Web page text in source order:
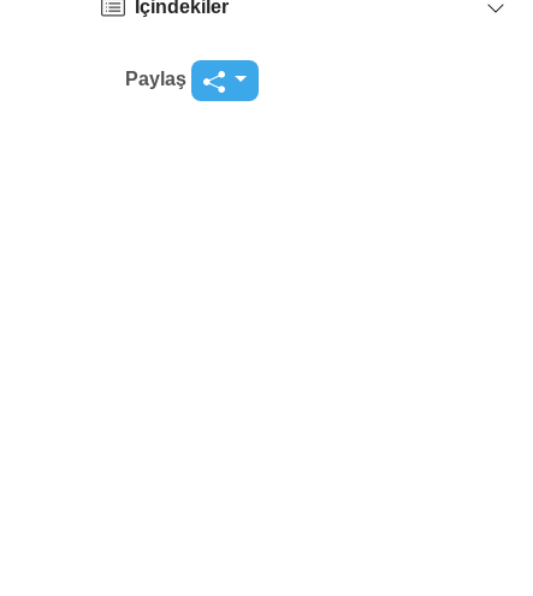
İçindekiler
Paylaş